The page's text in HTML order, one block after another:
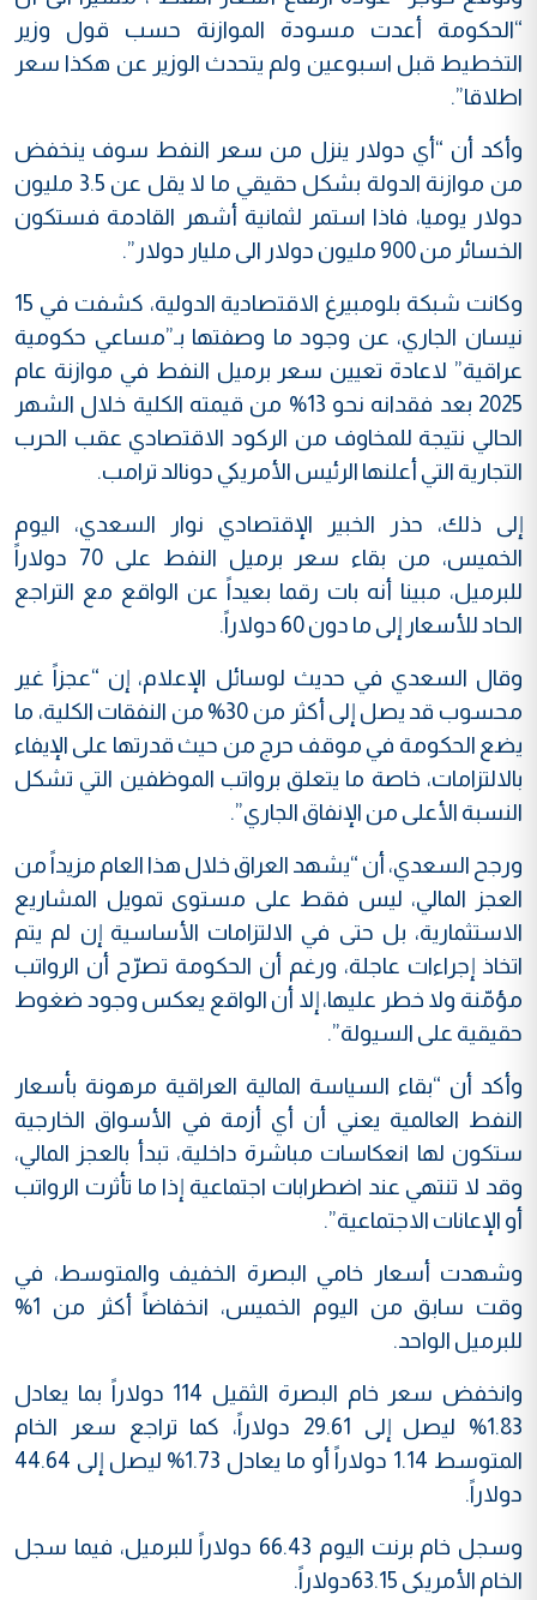
“الحكومة أعدت مسودة الموازنة حسب قول وزير
التخطيط قبل اسبوعين ولم يتحدث الوزير عن هكذا سعر
اطلاقا”.
وأكد أن “أي دولار ينزل من سعر النفط سوف ينخفض
من موازنة الدولة بشكل حقيقي ما لا يقل عن 3.5 مليون
دولار يوميا، فاذا استمر لثمانية أشهر القادمة فستكون
الخسائر من 900 مليون دولار الى مليار دولار”.
وكانت شبكة بلومبيرغ الاقتصادية الدولية، كشفت في 15
نيسان الجاري، عن وجود ما وصفتها بـ”مساعي حكومية
عراقية” لاعادة تعيين سعر برميل النفط في موازنة عام
2025 بعد فقدانه نحو 13% من قيمته الكلية خلال الشهر
الحالي نتيجة للمخاوف من الركود الاقتصادي عقب الحرب
التجارية التي أعلنها الرئيس الأمريكي دونالد ترامب.
إلى ذلك، حذر الخبير الإقتصادي نوار السعدي، اليوم
الخميس، من بقاء سعر برميل النفط على 70 دولاراً
للبرميل، مبينا أنه بات رقما بعيداً عن الواقع مع التراجع
الحاد للأسعار إلى ما دون 60 دولاراً.
وقال السعدي في حديث لوسائل الإعلام، إن “عجزاً غير
محسوب قد يصل إلى أكثر من 30% من النفقات الكلية، ما
يضع الحكومة في موقف حرج من حيث قدرتها على الإيفاء
بالالتزامات، خاصة ما يتعلق برواتب الموظفين التي تشكل
النسبة الأعلى من الإنفاق الجاري”.
ورجح السعدي، أن “يشهد العراق خلال هذا العام مزيداً من
العجز المالي، ليس فقط على مستوى تمويل المشاريع
الاستثمارية، بل حتى في الالتزامات الأساسية إن لم يتم
اتخاذ إجراءات عاجلة، ورغم أن الحكومة تصرّح أن الرواتب
مؤمّنة ولا خطر عليها، إلا أن الواقع يعكس وجود ضغوط
حقيقية على السيولة”.
وأكد أن “بقاء السياسة المالية العراقية مرهونة بأسعار
النفط العالمية يعني أن أي أزمة في الأسواق الخارجية
ستكون لها انعكاسات مباشرة داخلية، تبدأ بالعجز المالي،
وقد لا تنتهي عند اضطرابات اجتماعية إذا ما تأثرت الرواتب
أو الإعانات الاجتماعية”.
وشهدت أسعار خامي البصرة الخفيف والمتوسط، في
وقت سابق من اليوم الخميس، انخفاضاً أكثر من 1%
للبرميل الواحد.
وانخفض سعر خام البصرة الثقيل 114 دولاراً بما يعادل
1.83% ليصل إلى 29.61 دولاراً، كما تراجع سعر الخام
المتوسط 1.14 دولاراً أو ما يعادل 1.73% ليصل إلى 44.64
دولاراً.
وسجل خام برنت اليوم 66.43 دولاراً للبرميل، فيما سجل
الخام الأمريكى 63.15دولاراً.